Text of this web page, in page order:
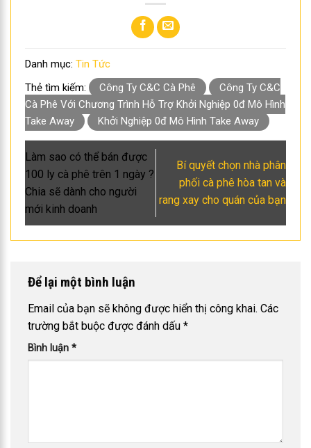
Danh mục: Tin Tức
Thẻ tìm kiếm:
Công Ty C&C Cà Phê
Công Ty C&C
Cà Phê Với Chương Trình Hỗ Trợ Khởi Nghiệp 0đ Mô Hình
Take Away
Khởi Nghiệp 0đ Mô Hình Take Away
Làm sao có thể bán được
100 ly cà phê trên 1 ngày ?
Chia sẽ dành cho người
mới kinh doanh
Bí quyết chọn nhà phân
phối cà phê hòa tan và
rang xay cho quán của bạn
Để lại một bình luận
Email của bạn sẽ không được hiển thị công khai. Các
trường bắt buộc được đánh dấu *
Bình luận *